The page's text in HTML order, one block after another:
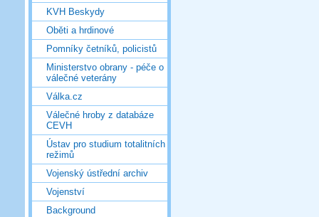
KVH Beskydy
Oběti a hrdinové
Pomníky četníků, policistů
Ministerstvo obrany - péče o
válečné veterány
Válka.cz
Válečné hroby z databáze
CEVH
Ústav pro studium totalitních
režimů
Vojenský ústřední archiv
Vojenství
Background